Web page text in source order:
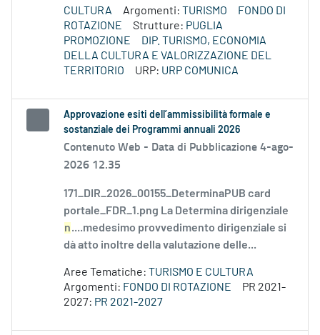
CULTURA
Argomenti: TURISMO
FONDO DI
ROTAZIONE
Strutture: PUGLIA
PROMOZIONE
DIP. TURISMO, ECONOMIA
DELLA CULTURA E VALORIZZAZIONE DEL
TERRITORIO
URP: URP COMUNICA
Approvazione esiti dell’ammissibilità formale e
sostanziale dei Programmi annuali 2026
Contenuto Web - Data di Pubblicazione 4-ago-
2026 12.35
171_DIR_2026_00155_DeterminaPUB card
portale_FDR_1.png La Determina dirigenziale
n....medesimo provvedimento dirigenziale si
dà atto inoltre della valutazione delle...
Aree Tematiche: TURISMO E CULTURA
Argomenti: FONDO DI ROTAZIONE
PR 2021-
2027: PR 2021-2027